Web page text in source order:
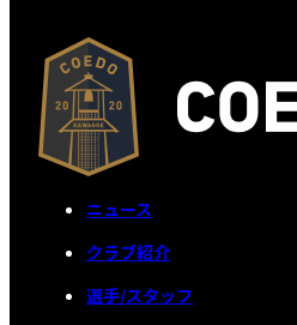
ニュース
クラブ紹介
選手/スタッフ